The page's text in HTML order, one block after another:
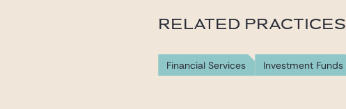
RELATED PRACTICES
Financial Services Investment Funds